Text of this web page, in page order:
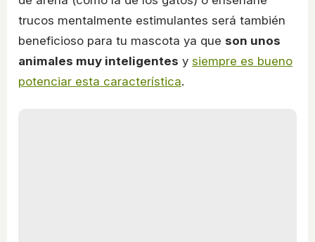
trucos mentalmente estimulantes será también
beneficioso para tu mascota ya que son unos
animales muy inteligentes y siempre es bueno
potenciar esta característica.